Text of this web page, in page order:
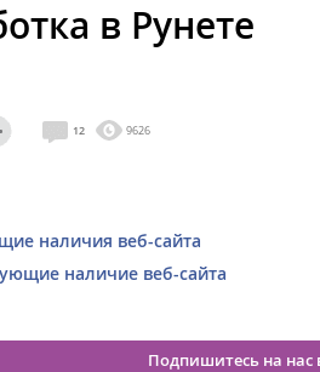
в Рунете
12 9626
наличия веб-сайта
наличие веб-сайта
Подпишитесь на нас